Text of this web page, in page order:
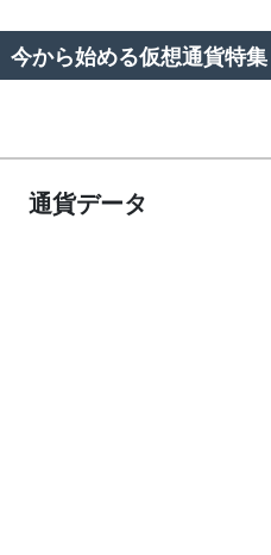
今から始める仮想通貨特集
通貨データ